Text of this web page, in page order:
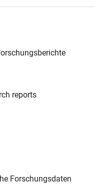
reports
Forschungsdaten